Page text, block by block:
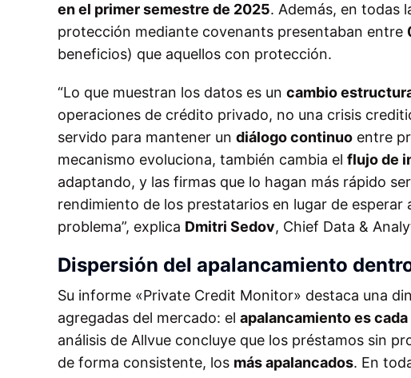
en el primer semestre de 2025. Además, en todas
protección mediante covenants presentaban entre
beneficios) que aquellos con protección.
“Lo que muestran los datos es un cambio
operaciones de crédito privado, no una crisis
servido para mantener un diálogo continuo entre
mecanismo evoluciona, también cambia el flujo de
adaptando, y las firmas que lo hagan más rápido
rendimiento de los prestatarios en lugar de
problema”, explica Dmitri Sedov, Chief Data &
Dispersión del apalancamiento
Su informe «Private Credit Monitor» destaca una
agregadas del mercado: el apalancamiento es
análisis de Allvue concluye que los préstamos sin
de forma consistente, los más apalancados. En